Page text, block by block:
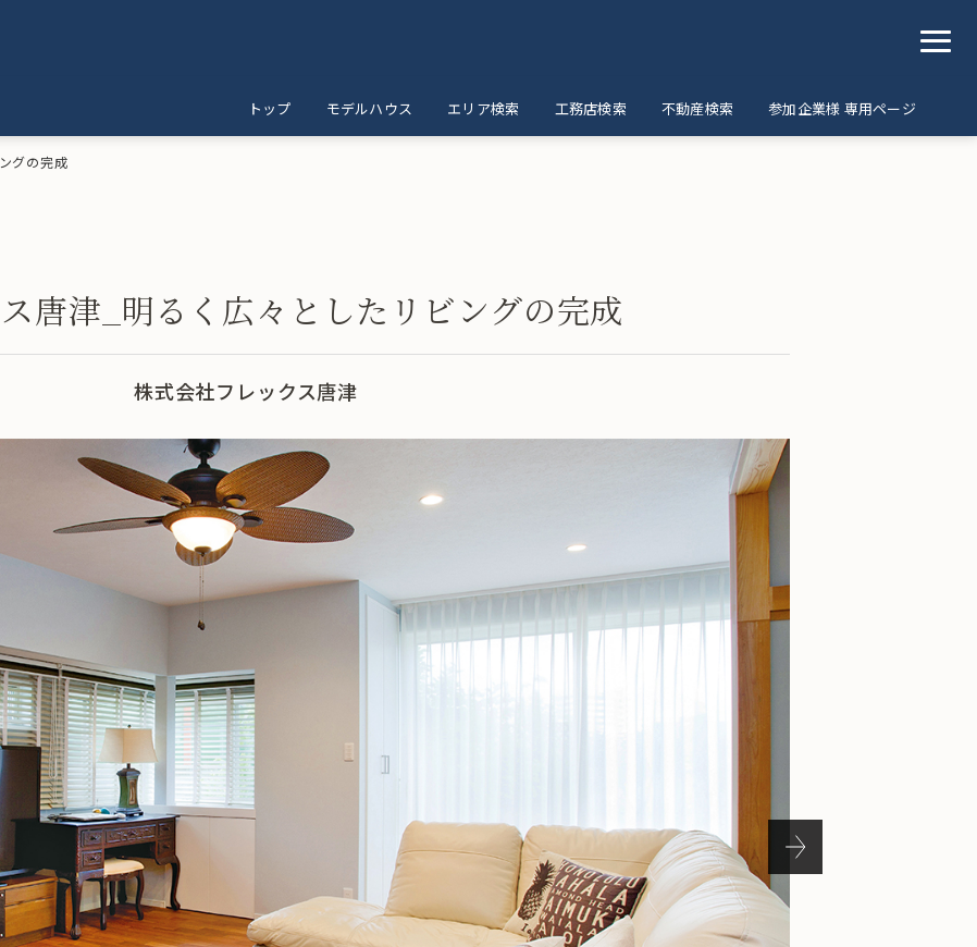
トップ モデルハウス エリア検索 工務店検索 不動産検索 参加企業様 専用ページ
グの完成
唐津_明るく広々としたリビングの完成
株式会社フレックス唐津